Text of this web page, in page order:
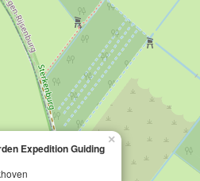
Expedition Guiding
×